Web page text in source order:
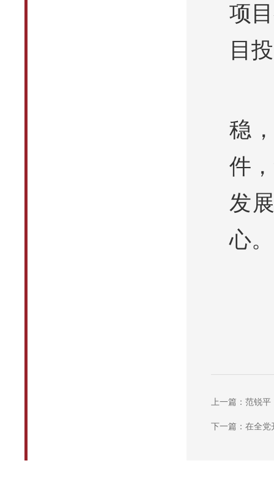
项
目
稳
件
发
心。
上一篇：范锐
下一篇：在全党